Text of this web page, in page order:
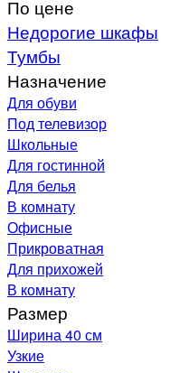
По цене
Недорогие шкафы
Тумбы
Назначение
Для обуви
Под телевизор
Школьные
Для гостинной
Для белья
В комнату
Офисные
Прикроватная
Для прихожей
В комнату
Размер
Ширина 40 см
Узкие